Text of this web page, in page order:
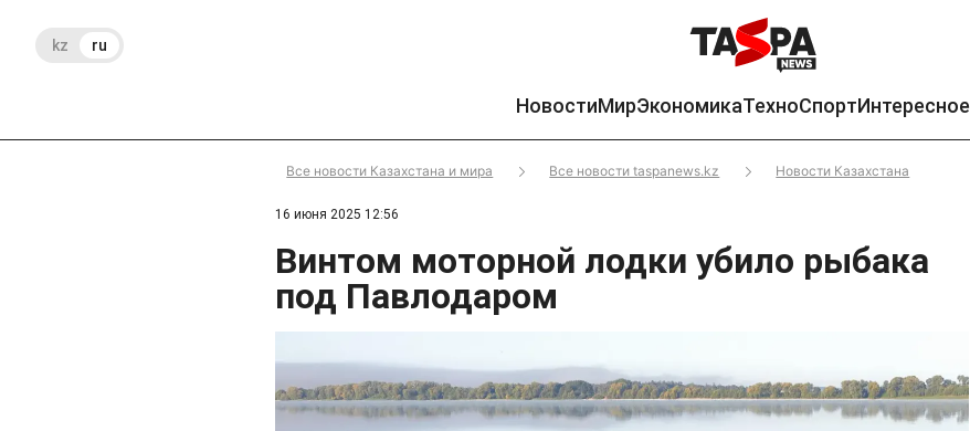
kz ru
НовостиМирЭкономикаТехноСпортИнтересное
Все новости Казахстана и мира Все новости taspanews.kz Новости Казахстана
16 июня 2025 12:56
Винтом моторной лодки убило рыбака
под Павлодаром